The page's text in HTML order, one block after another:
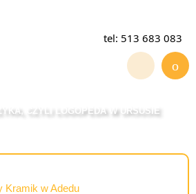
tel: 513 683 083
CZYLI LOGOPEDA W URSUSIE
Kramik w Adedu